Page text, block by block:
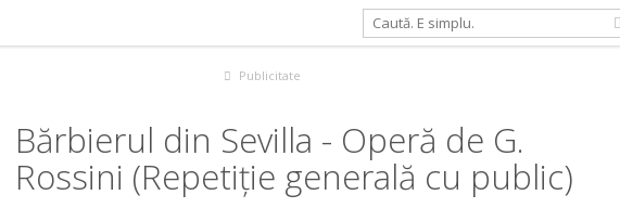
Publicitate
Bărbierul din Sevilla - Operă de G.
Rossini (Repetiție generală cu public)